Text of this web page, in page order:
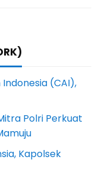
(CAI),
Polri Perkuat
Kapolsek